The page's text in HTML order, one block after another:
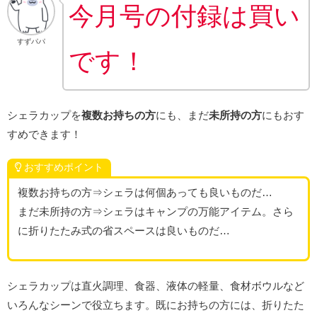
すずパパ
今月号の付録は買い
です！
シェラカップを複数お持ちの方にも、まだ未所持の方にもおす
すめできます！
おすすめポイント
複数お持ちの方⇒シェラは何個あっても良いものだ…
まだ未所持の方⇒シェラはキャンプの万能アイテム。さら
に折りたたみ式の省スペースは良いものだ…
シェラカップは直火調理、食器、液体の軽量、食材ボウルなど
いろんなシーンで役立ちます。既にお持ちの方には、折りたた